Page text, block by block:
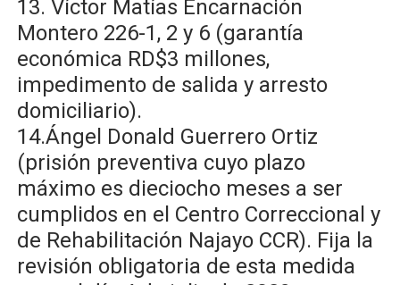
13. Víctor Matías Encarnación
Montero 226-1, 2 y 6 (garantía
económica RD$3 millones,
impedimento de salida y arresto
domiciliario).
14.Ángel Donald Guerrero Ortiz
(prisión preventiva cuyo plazo
máximo es dieciocho meses a ser
cumplidos en el Centro Correccional y
de Rehabilitación Najayo CCR). Fija la
revisión obligatoria de esta medida